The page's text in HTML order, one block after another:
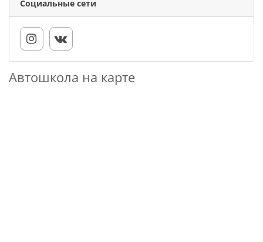
Социальные сети
Автошкола на карте